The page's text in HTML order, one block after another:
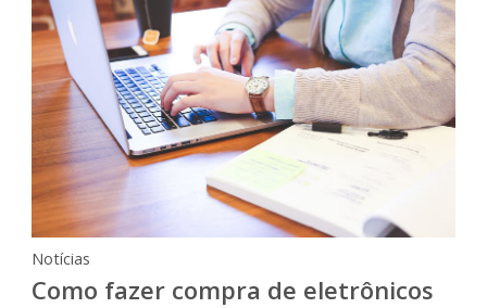
Notícias
Como fazer compra de eletrônicos